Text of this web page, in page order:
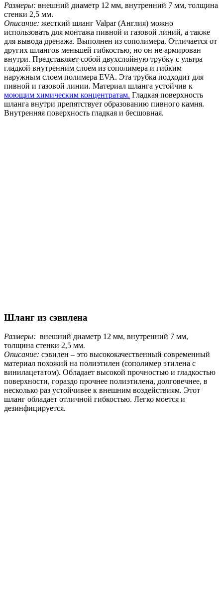
Размеры: внешний диаметр 12 мм, внутренний 7 мм, толщина
стенки 2,5 мм.
Описание: жесткий шланг Valpar (Англия) можно
использовать для монтажа пивной и газовой линий, а также
для вывода дренажа. Выполнен из сополимера. Отличается от
других шлангов меньшей гибкостью, но он не армирован
внутри. Представляет собой двухслойную трубку с ультра
гладкой внутренним слоем из сополимера и гибким
наружным слоем полимера EVA. Эта трубка подходит для
пивной и газовой линии. Материал шланга устойчив к
моющим химическим концентратам. Гладкая поверхность
шланга внутри препятствует образованию пивного камня.
Внутренняя поверхность гладкая и бесшовная.
Шланг из сэвилена
Размеры: внешний диаметр 12 мм, внутренний 7 мм,
толщина стенки 2,5 мм.
Описание: сэвилен – это высококачественный современный
материал похожий на полиэтилен (сополимер этилена с
винилацетатом). Обладает высокой прочностью и гладкостью
поверхности, гораздо прочнее полиэтилена, долговечнее, в
несколько раз устойчивее к внешним воздействиям. Этот
шланг обладает отличной гибкостью. Легко моется и
дезинфицируется.